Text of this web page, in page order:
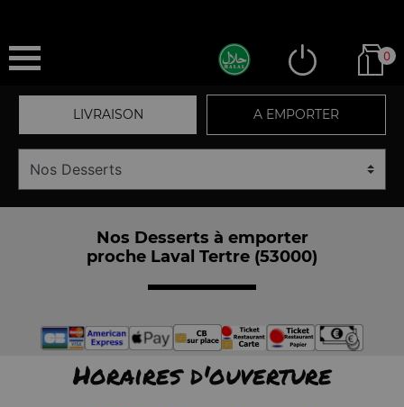
0
LIVRAISON A EMPORTER
Nos Desserts à emporter
proche Laval Tertre (53000)
Horaires d'ouverture